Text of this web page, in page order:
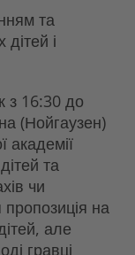
та
і
з 16:30 до
(Нойгаузен)
академії
та
чи
на
але
гравці